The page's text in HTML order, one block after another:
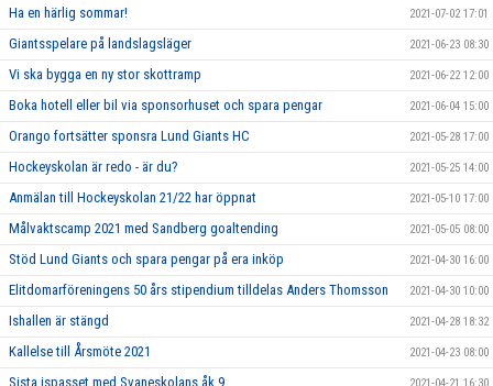
Ha en härlig sommar! 2021-07-02 17:01
Giantsspelare på landslagsläger 2021-06-23 08:30
Vi ska bygga en ny stor skottramp 2021-06-22 12:00
Boka hotell eller bil via sponsorhuset och spara pengar 2021-06-04 15:00
Orango fortsätter sponsra Lund Giants HC 2021-05-28 17:00
Hockeyskolan är redo - är du? 2021-05-25 14:00
Anmälan till Hockeyskolan 21/22 har öppnat 2021-05-10 17:00
Målvaktscamp 2021 med Sandberg goaltending 2021-05-05 08:00
Stöd Lund Giants och spara pengar på era inköp 2021-04-30 16:00
Elitdomarföreningens 50 års stipendium tilldelas Anders Thomsson 2021-04-30 10:00
Ishallen är stängd 2021-04-28 18:32
Kallelse till Årsmöte 2021 2021-04-23 08:00
Sista ispasset med Svaneskolans åk 9